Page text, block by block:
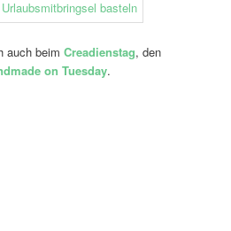
auch beimCreadienstag, den
on Tuesday.